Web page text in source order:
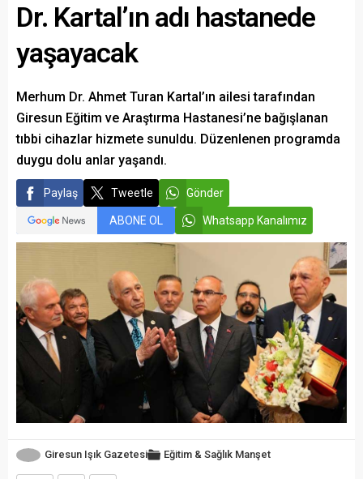
Dr. Kartal’ın adı hastanede
yaşayacak
Merhum Dr. Ahmet Turan Kartal’ın ailesi tarafından
Giresun Eğitim ve Araştırma Hastanesi’ne bağışlanan
tıbbi cihazlar hizmete sunuldu. Düzenlenen programda
duygu dolu anlar yaşandı.
Paylaş Tweetle Gönder
ABONE OL Whatsapp Kanalımız
Giresun Işık Gazetesi Eğitim & Sağlık Manşet